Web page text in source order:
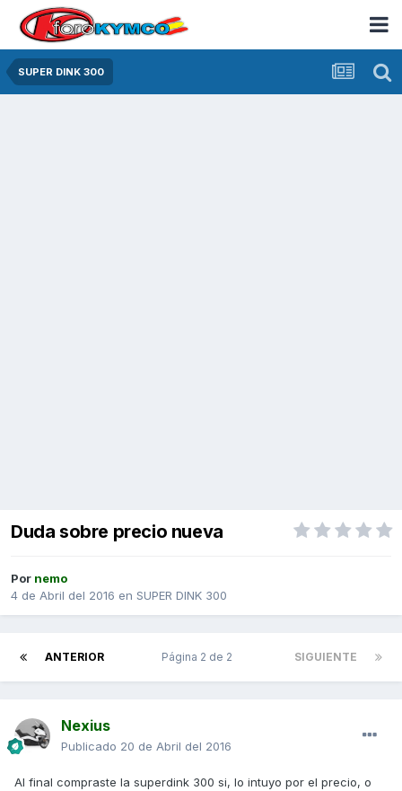
SUPER DINK 300
Duda sobre precio nueva
Por nemo
4 de Abril del 2016 en SUPER DINK 300
ANTERIOR SIGUIENTE
Página 2 de 2
Nexius
Publicado 20 de Abril del 2016
Al final compraste la superdink 300 si, lo intuyo por el precio, o